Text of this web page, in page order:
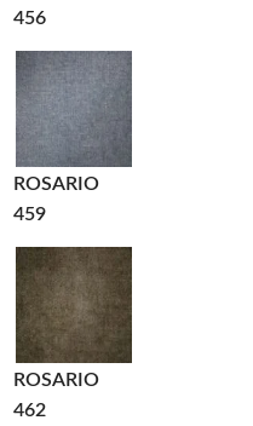
456
ROSARIO
459
ROSARIO
462